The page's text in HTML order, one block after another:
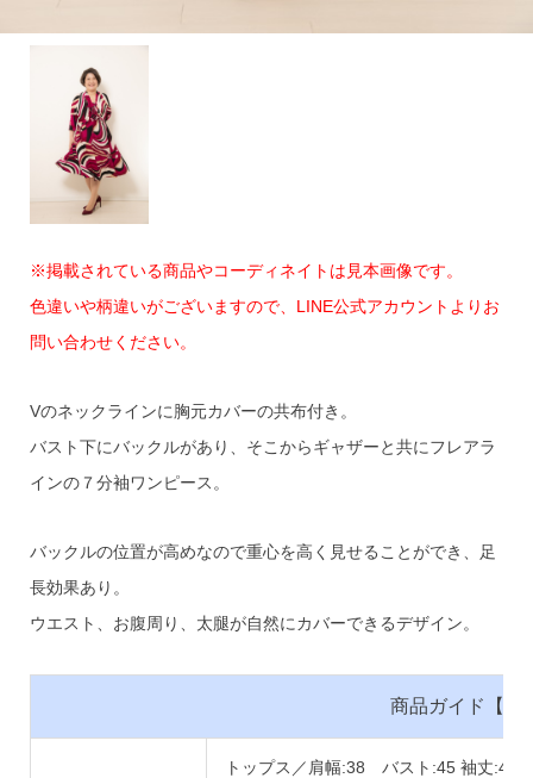
※掲載されている商品やコーディネイトは見本画像です。
色違いや柄違いがございますので、LINE公式アカウントよりお
問い合わせください。
Vのネックラインに胸元カバーの共布付き。
バスト下にバックルがあり、そこからギャザーと共にフレアラ
インの７分袖ワンピース。
バックルの位置が高めなので重心を高く見せることができ、足
長効果あり。
ウエスト、お腹周り、太腿が自然にカバーできるデザイン。
商品ガイド【
トップス／肩幅:38 バスト:45 袖丈:45